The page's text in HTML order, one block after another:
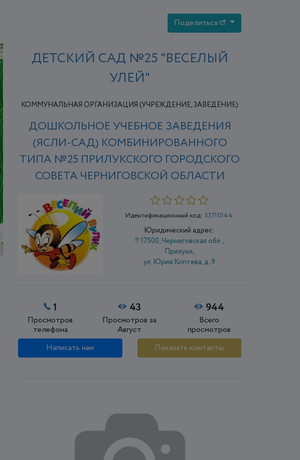
Поделиться
ДЕТСКИЙ САД №25 "ВЕСЕЛЫЙ
УЛЕЙ"
КОММУНАЛЬНАЯ ОРГАНИЗАЦИЯ (УЧРЕЖДЕНИЕ, ЗАВЕДЕНИЕ)
ДОШКОЛЬНОЕ УЧЕБНОЕ ЗАВЕДЕНИЯ
(ЯСЛИ-САД) КОМБИНИРОВАННОГО
ТИПА №25 ПРИЛУКСКОГО ГОРОДСКОГО
СОВЕТА ЧЕРНИГОВСКОЙ ОБЛАСТИ
Идентификационный код: 33710144
Юридический адрес:
17500, Черниговская обл.,
Прилуки,
ул. Юрия Коптева, д. 9
1
Просмотров
телефона
43
Просмотров за
Август
944
Всего
просмотров
Написать нам
Показать контакты